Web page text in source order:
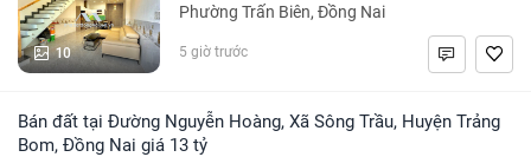
10
Phường Trấn Biên, Đồng Nai
5 giờ trước
Bán đất tại Đường Nguyễn Hoàng, Xã Sông Trầu, Huyện Trảng
Bom, Đồng Nai giá 13 tỷ